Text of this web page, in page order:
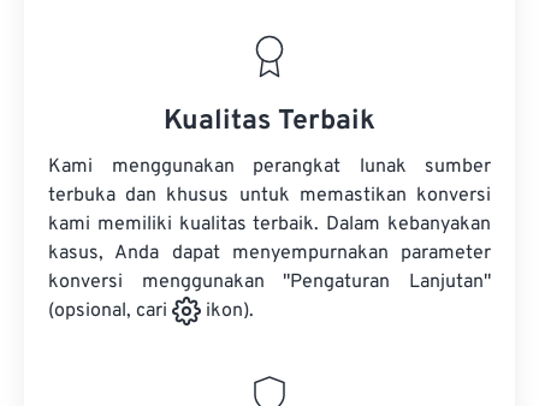
Kualitas Terbaik
Kami menggunakan perangkat lunak sumber
terbuka dan khusus untuk memastikan konversi
kami memiliki kualitas terbaik. Dalam kebanyakan
kasus, Anda dapat menyempurnakan parameter
konversi menggunakan "Pengaturan Lanjutan"
(opsional, cari
ikon).